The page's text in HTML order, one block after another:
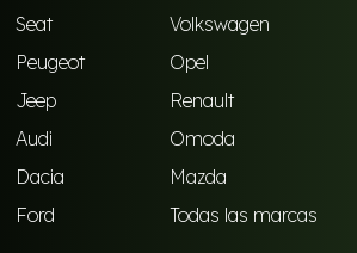
Seat
Volkswagen
Peugeot
Opel
Jeep
Renault
Audi
Omoda
Dacia
Mazda
Ford Todas las marcas